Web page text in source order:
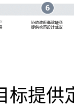
标提供